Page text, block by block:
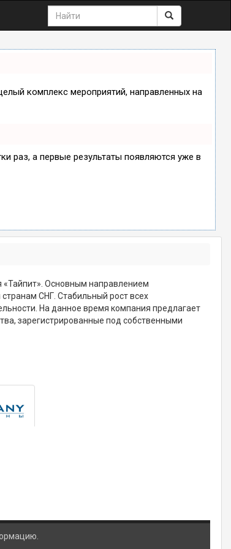
комплекс мероприятий, направленных на
раз, а первые результаты появляются уже в
«Тайпит». Основным направлением
СНГ. Стабильный рост всех
На данное время компания предлагает
зарегистрированные под собственными